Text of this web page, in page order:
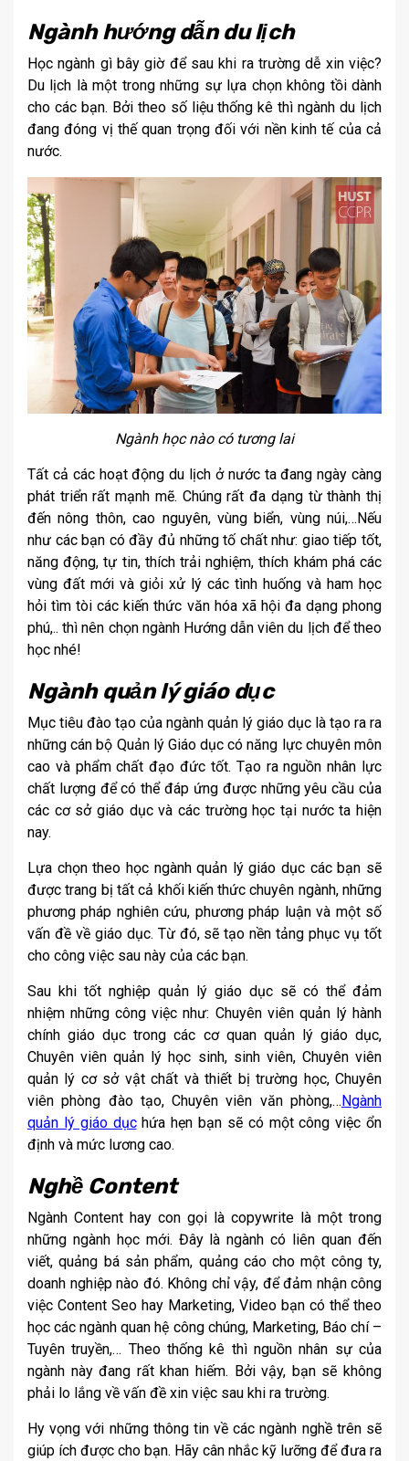
Ngành hướng dẫn du lịch
Học ngành gì bây giờ để sau khi ra trường dễ xin việc?
Du lịch là một trong những sự lựa chọn không tồi dành
cho các bạn. Bởi theo số liệu thống kê thì ngành du lịch
đang đóng vị thế quan trọng đối với nền kinh tế của cả
nước.
Ngành học nào có tương lai
Tất cả các hoạt động du lịch ở nước ta đang ngày càng
phát triển rất mạnh mẽ. Chúng rất đa dạng từ thành thị
đến nông thôn, cao nguyên, vùng biển, vùng núi,…Nếu
như các bạn có đầy đủ những tố chất như: giao tiếp tốt,
năng động, tự tin, thích trải nghiệm, thích khám phá các
vùng đất mới và giỏi xử lý các tình huống và ham học
hỏi tìm tòi các kiến thức văn hóa xã hội đa dạng phong
phú,.. thì nên chọn ngành Hướng dẫn viên du lịch để theo
học nhé!
Ngành quản lý giáo dục
Mục tiêu đào tạo của ngành quản lý giáo dục là tạo ra ra
những cán bộ Quản lý Giáo dục có năng lực chuyên môn
cao và phẩm chất đạo đức tốt. Tạo ra nguồn nhân lực
chất lượng để có thể đáp ứng được những yêu cầu của
các cơ sở giáo dục và các trường học tại nước ta hiện
nay.
Lựa chọn theo học ngành quản lý giáo dục các bạn sẽ
được trang bị tất cả khối kiến thức chuyên ngành, những
phương pháp nghiên cứu, phương pháp luận và một số
vấn đề về giáo dục. Từ đó, sẽ tạo nền tảng phục vụ tốt
cho công việc sau này của các bạn.
Sau khi tốt nghiệp quản lý giáo dục sẽ có thể đảm
nhiệm những công việc như: Chuyên viên quản lý hành
chính giáo dục trong các cơ quan quản lý giáo dục,
Chuyên viên quản lý học sinh, sinh viên, Chuyên viên
quản lý cơ sở vật chất và thiết bị trường học, Chuyên
viên phòng đào tạo, Chuyên viên văn phòng,…Ngành
quản lý giáo dụchứa hẹn bạn sẽ có một công việc ổn
định và mức lương cao.
Nghề Content
Ngành Content hay con gọi là copywrite là một trong
những ngành học mới. Đây là ngành có liên quan đến
viết, quảng bá sản phẩm, quảng cáo cho một công ty,
doanh nghiệp nào đó. Không chỉ vậy, để đảm nhận công
việc Content Seo hay Marketing, Video bạn có thể theo
học các ngành quan hệ công chúng, Marketing, Báo chí –
Tuyên truyền,… Theo thống kê thì nguồn nhân sự của
ngành này đang rất khan hiếm. Bởi vậy, bạn sẽ không
phải lo lắng về vấn đề xin việc sau khi ra trường.
Hy vọng với những thông tin về các ngành nghề trên sẽ
giúp ích được cho bạn. Hãy cân nhắc kỹ lưỡng để đưa ra